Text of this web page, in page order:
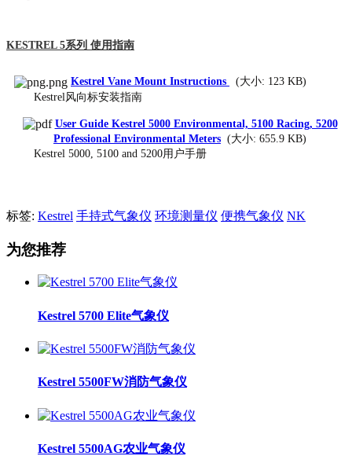
KESTREL 5系列 使用指南
Kestrel Vane Mount Instructions
(大小: 123 KB)
Kestrel风向标安装指南
User Guide Kestrel 5000 Environmental, 5100 Racing, 5200
Professional Environmental Meters (大小: 655.9 KB)
Kestrel 5000, 5100 and 5200用户手册
标签: Kestrel 手持式气象仪 环境测量仪 便携气象仪 NK
为您推荐
Kestrel 5700 Elite气象仪
Kestrel 5500FW消防气象仪
Kestrel 5500AG农业气象仪